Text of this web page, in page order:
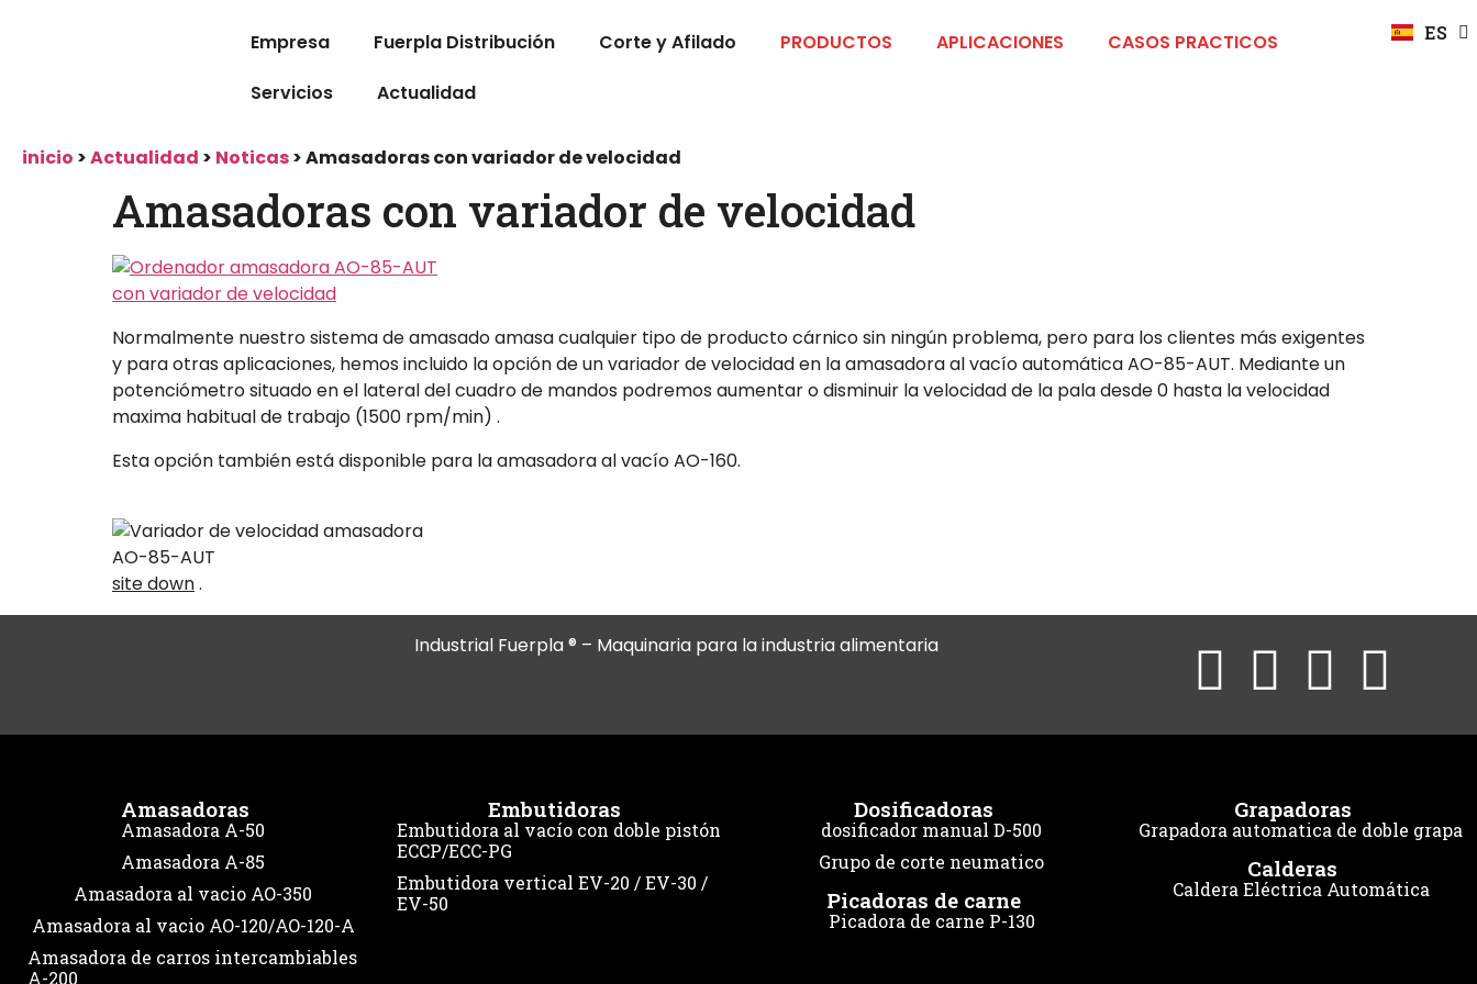
Empresa Fuerpla Distribución Corte y Afilado PRODUCTOS APLICACIONES
CASOS PRACTICOS
Servicios
Actualidad
ES
DE
inicio >Actualidad > Noticas>Amasadoras con variador de velocidad
Amasadoras con variador de velocidad
Normalmente nuestro sistema de amasado amasa cualquier tipo de producto cárnico sin ningún problema, pero para los clientes más exigentes
y para otras aplicaciones, hemos incluido la opción de un variador de velocidad en la amasadora al vacío automática AO-85-AUT. Mediante un
potenciómetro situado en el lateral del cuadro de mandos podremos aumentar o disminuir la velocidad de la pala desde 0 hasta la velocidad
maxima habitual de trabajo (1500 rpm/min) .
Esta opción también está disponible para la amasadora al vacío AO-160.
site down.
Industrial Fuerpla ® – Maquinaria para la industria alimentaria
Amasadoras
Amasadora A-50
Amasadora A-85
Amasadora al vacio AO-350
Amasadora al vacio AO-120/AO-120-A
Amasadora de carros intercambiables
A-200
Embutidoras
Embutidora al vacío con doble pistón
ECCP/ECC-PG
Embutidora vertical EV-20 / EV-30 /
EV-50
Dosificadoras
dosificador manual D-500
Grupo de corte neumatico
Picadoras de carne
Picadora de carne P-130
Grapadoras
Grapadora automatica de doble grapa
Calderas
Caldera Eléctrica Automática